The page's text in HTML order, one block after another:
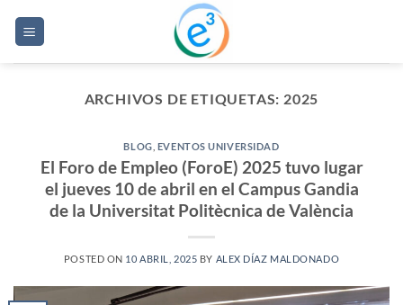
ARCHIVOS DE ETIQUETAS: 2025
BLOG EVENTOS UNIVERSIDAD
El Foro de Empleo (ForoE) 2025 tuvo lugar
el jueves 10 de abril en el Campus Gandia
de la Universitat Politècnica de València
POSTED ON 10 ABRIL, 2025 BY ALEX DÍAZ MALDONADO